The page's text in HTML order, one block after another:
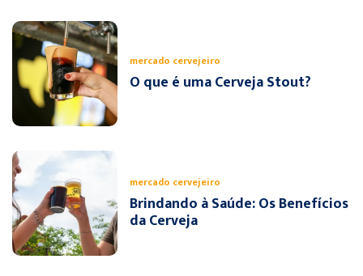
mercado cervejeiro
O que é uma Cerveja Stout?
mercado cervejeiro
Brindando à Saúde: Os Benefícios
da Cerveja